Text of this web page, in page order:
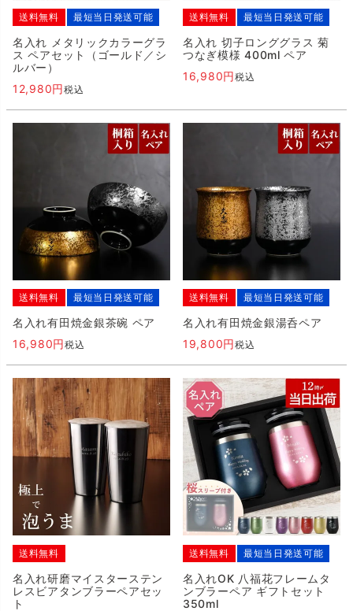
送料無料 最短当日発送可能
名入れ メタリックカラーグラ
ス ペアセット（ゴールド／シ
ルバー）
12,980
税込
送料無料 最短当日発送可能
名入れ 切子ロンググラス 菊
つなぎ模様 400ml ペア
16,980
税込
送料無料 最短当日発送可能
名入れ有田焼金銀茶碗 ペア
16,980
税込
送料無料 最短当日発送可能
名入れ有田焼金銀湯呑ペア
19,800
税込
送料無料
名入れ研磨マイスターステン
レスビアタンブラーペアセッ
ト
送料無料 最短当日発送可能
名入れOK 八福花フレームタ
ンブラーペア ギフトセット
350ml